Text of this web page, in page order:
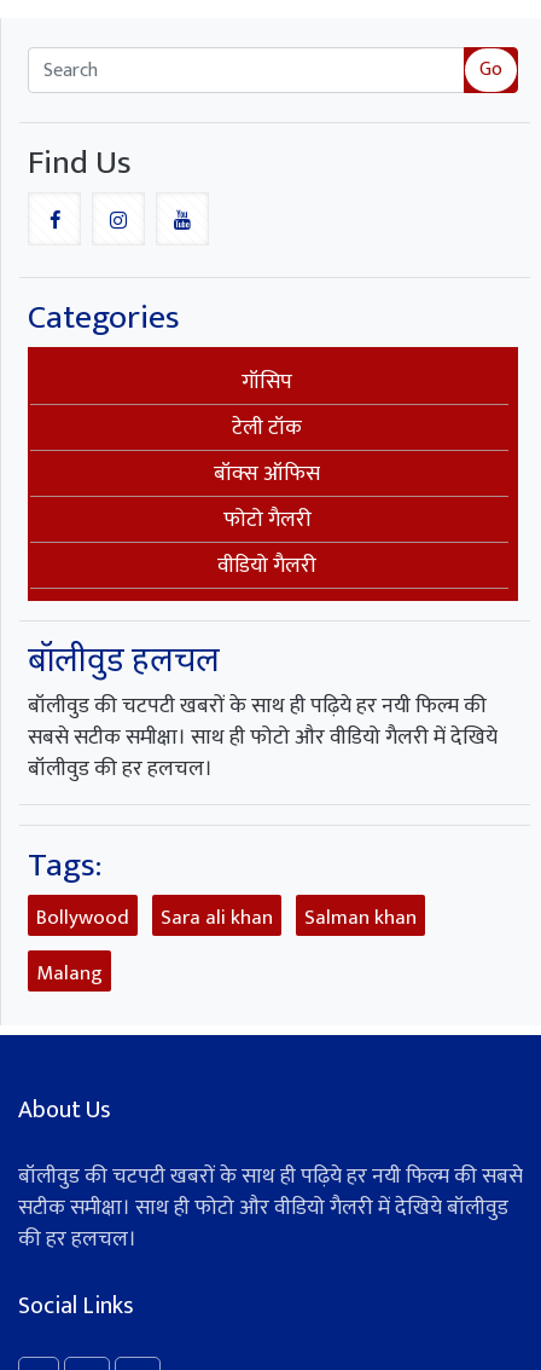
Go
Find Us
Categories
गॉसिप
टेली टॉक
बॉक्स ऑफिस
फोटो गैलरी
वीडियो गैलरी
बॉलीवुड हलचल
बॉलीवुड की चटपटी खबरों के साथ ही पढ़िये हर नयी फिल्म की
सबसे सटीक समीक्षा। साथ ही फोटो और वीडियो गैलरी में देखिये
बॉलीवुड की हर हलचल।
Tags:
Bollywood Sara ali khan
Salman khan
Malang
About Us
बॉलीवुड की चटपटी खबरों के साथ ही पढ़िये हर नयी फिल्म की सबसे
सटीक समीक्षा। साथ ही फोटो और वीडियो गैलरी में देखिये बॉलीवुड
की हर हलचल।
Social Links